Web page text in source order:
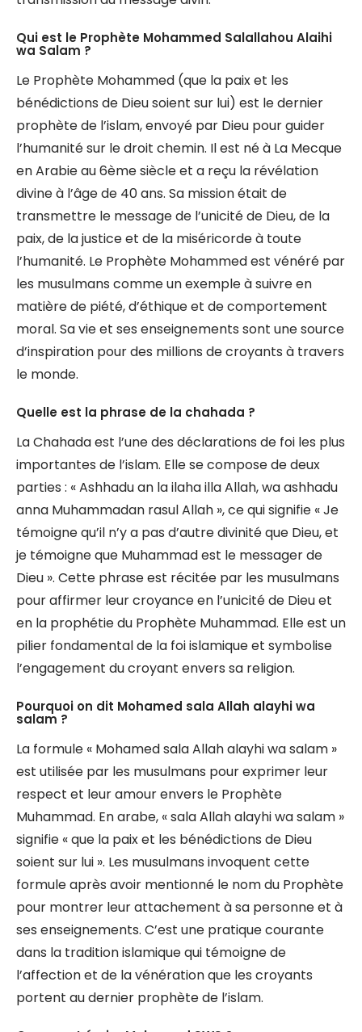
Qui est le Prophète Mohammed Salallahou Alaihi
wa Salam ?
Le Prophète Mohammed (que la paix et les
bénédictions de Dieu soient sur lui) est le dernier
prophète de l’islam, envoyé par Dieu pour guider
l’humanité sur le droit chemin. Il est né à La Mecque
en Arabie au 6ème siècle et a reçu la révélation
divine à l’âge de 40 ans. Sa mission était de
transmettre le message de l’unicité de Dieu, de la
paix, de la justice et de la miséricorde à toute
l’humanité. Le Prophète Mohammed est vénéré par
les musulmans comme un exemple à suivre en
matière de piété, d’éthique et de comportement
moral. Sa vie et ses enseignements sont une source
d’inspiration pour des millions de croyants à travers
le monde.
Quelle est la phrase de la chahada ?
La Chahada est l’une des déclarations de foi les plus
importantes de l’islam. Elle se compose de deux
parties : « Ashhadu an la ilaha illa Allah, wa ashhadu
anna Muhammadan rasul Allah », ce qui signifie « Je
témoigne qu’il n’y a pas d’autre divinité que Dieu, et
je témoigne que Muhammad est le messager de
Dieu ». Cette phrase est récitée par les musulmans
pour affirmer leur croyance en l’unicité de Dieu et
en la prophétie du Prophète Muhammad. Elle est un
pilier fondamental de la foi islamique et symbolise
l’engagement du croyant envers sa religion.
Pourquoi on dit Mohamed sala Allah alayhi wa
salam ?
La formule « Mohamed sala Allah alayhi wa salam »
est utilisée par les musulmans pour exprimer leur
respect et leur amour envers le Prophète
Muhammad. En arabe, « sala Allah alayhi wa salam »
signifie « que la paix et les bénédictions de Dieu
soient sur lui ». Les musulmans invoquent cette
formule après avoir mentionné le nom du Prophète
pour montrer leur attachement à sa personne et à
ses enseignements. C’est une pratique courante
dans la tradition islamique qui témoigne de
l’affection et de la vénération que les croyants
portent au dernier prophète de l’islam.